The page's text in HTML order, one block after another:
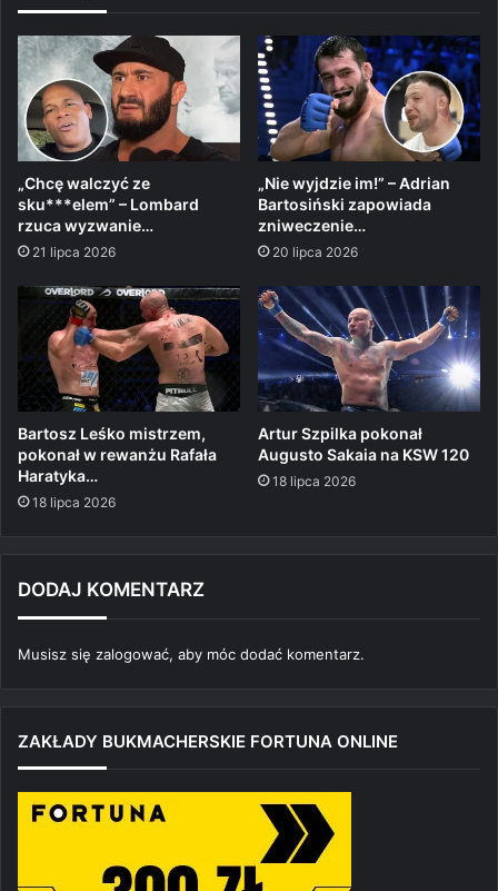
„Chcę walczyć ze
sku***elem” – Lombard
rzuca wyzwanie…
21 lipca 2026
„Nie wyjdzie im!” – Adrian
Bartosiński zapowiada
zniweczenie…
20 lipca 2026
Bartosz Leśko mistrzem,
pokonał w rewanżu Rafała
Haratyka…
18 lipca 2026
Artur Szpilka pokonał
Augusto Sakaia na KSW 120
18 lipca 2026
DODAJ KOMENTARZ
Musisz się zalogować, aby móc dodać komentarz.
ZAKŁADY BUKMACHERSKIE FORTUNA ONLINE